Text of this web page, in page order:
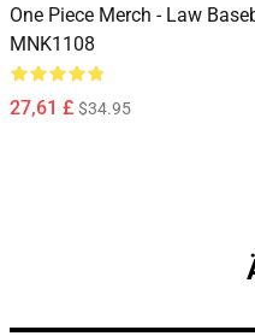
One Piece Merch - Law
MNK1108
27,61 £ $34.95